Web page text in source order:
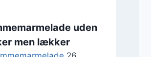
uden
men lækker